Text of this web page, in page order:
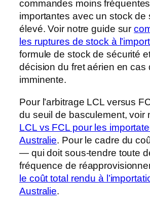
commandes moins
importantes avec un stock de
élevé. Voir notre guide sur
les ruptures de stock à
formule de stock de sécurité
décision du fret aérien en cas
imminente.
Pour l’arbitrage LCL versus
du seuil de basculement, voir
LCL vs FCL pour les
Australie. Pour le cadre du
— qui doit sous-tendre toute
fréquence de
le coût total rendu à
Australie.